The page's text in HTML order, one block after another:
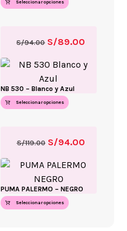
Seleccionar opciones
NB 530 – Blanco y Azul
S/94.00 S/89.00
Seleccionar opciones
PUMA PALERMO – NEGRO
S/119.00 S/94.00
Seleccionar opciones